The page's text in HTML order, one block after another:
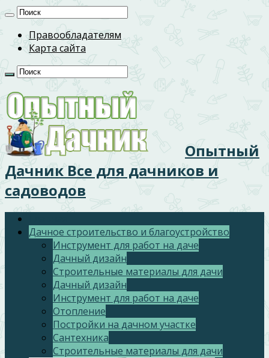
Правообладателям
Карта сайта
Опытный
Дачник Все для дачников и
садоводов
Дачное строительство и благоустройство
Инструмент для работ на даче
Дачный дизайн
Строительные материалы для дачи
Дачный дизайн
Инструмент для работ на даче
Отопление
Постройки на дачном участке
Сантехника
Строительные материалы для дачи